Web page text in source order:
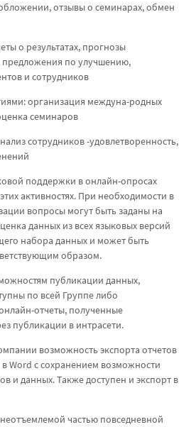
отзывы о семинарах, обмен
о результатах, прогнозы
по улучшению,
и сотрудников
организация междуна-родных
семинаров
сотрудников -удовлетворенность,
поддержки в онлайн-опросах
активностях. При необходимости в
вопросы могут быть заданы на
данных из всех языковых версий
набора данных и может быть
образом.
публикации данных,
по всей Группе либо
отчеты, полученные
публикации в интрасети.
возможность экспорта отчетов
Word с сохранением возможности
и данных. Также доступен и экспорт в
неотъемлемой частью повседневной